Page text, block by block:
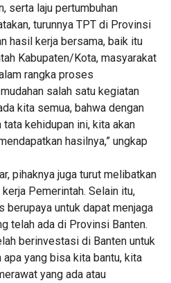
serta laju pertumbuhan
turunnya TPT di Provinsi
hasil kerja bersama, baik itu
Kabupaten/Kota, masyarakat
rangka proses
salah satu kegiatan
kita semua, bahwa dengan
kehidupan ini, kita akan
hasilnya,” ungkap
pihaknya juga turut melibatkan
Pemerintah. Selain itu,
berupaya untuk dapat menjaga
telah ada di Provinsi Banten.
berinvestasi di Banten untuk
yang bisa kita bantu, kita
yang ada atau